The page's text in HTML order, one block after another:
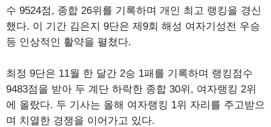
수 9524점, 종합 26위를 기록하며 개인 최고 랭킹을 경신
했다. 이 기간 김은지 9단은 제9회 해성 여자기성전 우승
등 인상적인 활약을 펼쳤다.
최정 9단은 11월 한 달간 2승 1패를 기록하며 랭킹점수
9483점을 받아 두 계단 하락한 종합 30위, 여자랭킹 2위
에 올랐다. 두 기사는 올해 여자랭킹 1위 자리를 주고받으
며 치열한 경쟁을 이어가고 있다.